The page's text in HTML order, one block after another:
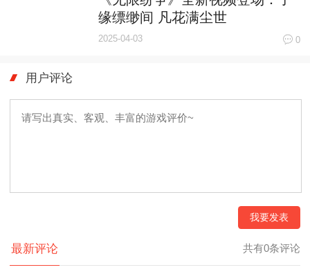
缘缥缈间 凡花满尘世
2025-04-03 0
用户评论
我要发表
最新评论 共有0条评论